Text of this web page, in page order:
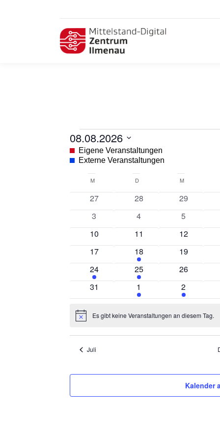
Veranstaltungen
08.08.2026
Datum
wählen.
Eigene Veranstaltungen
Externe Veranstaltungen
Kalender
von
Veranstaltungen
M D M
0
Veranstaltungen
27
0
Veranstaltungen
28
0
29
0
Veranstaltungen
3
0
Veranstaltungen
4
0
5
0
Veranstaltungen
10
0
Veranstaltungen
11
0
12
0
Veranstaltungen
17
1
Veranstaltung
18
0
19
1
Veranstaltung
24
1
Veranstaltung
25
0
26
0
Veranstaltungen
31
2
Veranstaltungen
1
1
2
HinweisEs gibt keine Veranstaltungen an diesem Tag.
Juli
Kalender